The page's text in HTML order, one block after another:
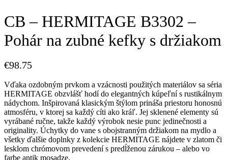
CB – HERMITAGE B3302 –
Pohár na zubné kefky s držiakom
€98.75
Vďaka ozdobným prvkom a vzácnosti použitých materiálov sa séria
HERMITAGE obzvlášť hodí do elegantných kúpeľní s rustikálnym
nádychom. Inšpirovaná klasickým štýlom prináša priestoru honosnú
atmosféru, v ktorej sa každý cíti ako kráľ. Jej sklenené elementy sú
vyrábané ručne, takže každý výrobok nesie punc jedinečnosti a
originality. Úchytky do vane s obojstranným držiakom na mydlo a
všetky ďalšie doplnky z kolekcie HERMITAGE nájdete v zlatom či
lesklom chrómovom prevedení s predĺženou zárukou – alebo vo
farbe antik mosadze.